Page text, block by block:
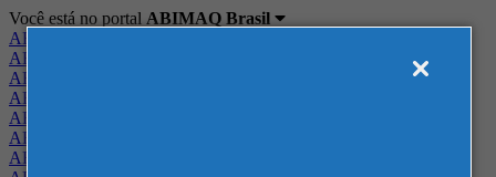
Você está no portal ABIMAQ Brasil
ABIMAQ Brasil
ABIMAQ Minas Gerais
ABIMAQ Norte-Nordeste
ABIMAQ Paraná
ABIMAQ Piracicaba
ABIMAQ Ribeirão Preto
ABIMAQ Rio de Janeiro